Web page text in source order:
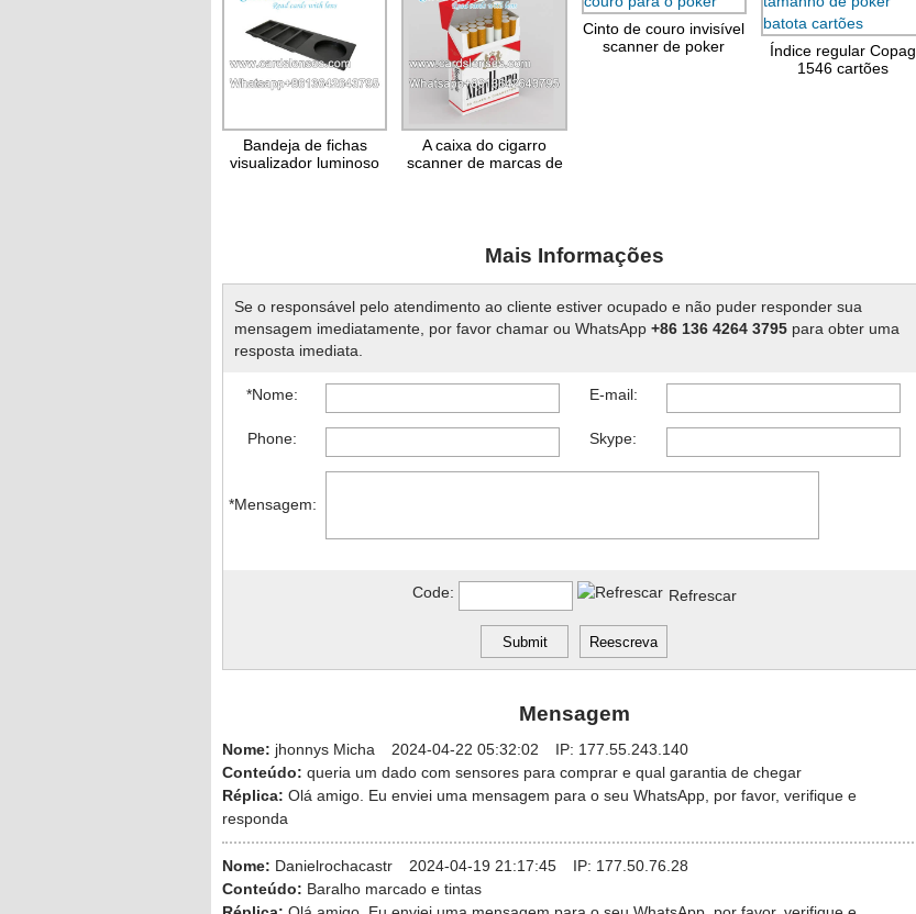
Bandeja de fichas
visualizador luminoso
A caixa do cigarro
scanner de marcas de
Cinto de couro invisível
scanner de poker
Índice regular Copag
1546 cartões
Mais Informações
Se o responsável pelo atendimento ao cliente estiver ocupado e não puder responder sua
mensagem imediatamente, por favor chamar ou WhatsApp +86 136 4264 3795 para obter uma
resposta imediata.
*Nome: E-mail:
Phone: Skype:
*Mensagem:
Code: Refrescar
Mensagem
Nome: jhonnys Micha 2024-04-22 05:32:02 IP: 177.55.243.140
Conteúdo: queria um dado com sensores para comprar e qual garantia de chegar
Réplica: Olá amigo. Eu enviei uma mensagem para o seu WhatsApp, por favor, verifique e
responda
Nome: Danielrochacastr 2024-04-19 21:17:45 IP: 177.50.76.28
Conteúdo: Baralho marcado e tintas